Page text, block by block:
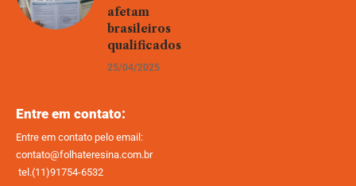
afetam
brasileiros
qualificados
25/04/2025
Entre em contato:
Entre em contato pelo email:
contato@folhateresina.com.br
tel.(11)91754-6532